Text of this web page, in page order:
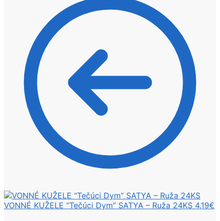
VONNÉ KUŽELE “Tečúci Dym” SATYA – Ruža 24KS 4,19€